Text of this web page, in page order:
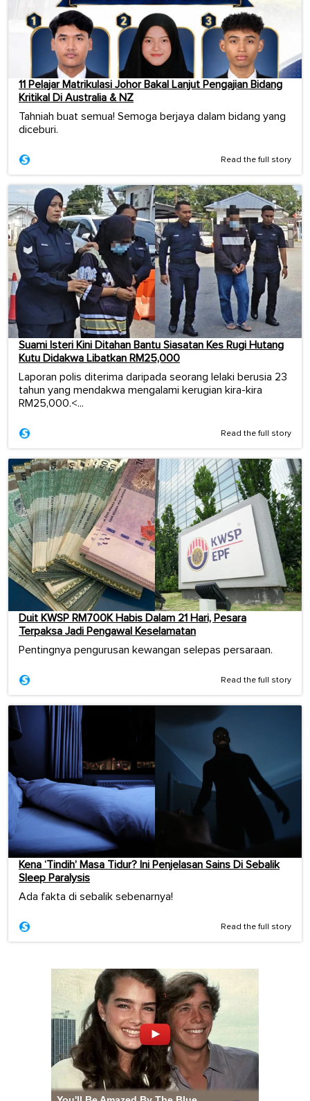
11 Pelajar Matrikulasi Johor Bakal Lanjut Pengajian Bidang
Kritikal Di Australia & NZ
Tahniah buat semua! Semoga berjaya dalam bidang yang
diceburi.
Read the full story
Suami Isteri Kini Ditahan Bantu Siasatan Kes Rugi Hutang
Kutu Didakwa Libatkan RM25,000
Laporan polis diterima daripada seorang lelaki berusia 23
tahun yang mendakwa mengalami kerugian kira-kira
RM25,000.<...
Read the full story
Duit KWSP RM700K Habis Dalam 21 Hari, Pesara
Terpaksa Jadi Pengawal Keselamatan
Pentingnya pengurusan kewangan selepas persaraan.
Read the full story
Kena ‘Tindih’ Masa Tidur? Ini Penjelasan Sains Di Sebalik
Sleep Paralysis
Ada fakta di sebalik sebenarnya!
Read the full story